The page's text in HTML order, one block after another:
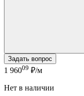
Задать вопрос
1 96009 ₽/м
Нет в наличии